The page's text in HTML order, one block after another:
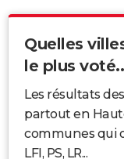
Quelles
le plus
Les résultats
partout en
communes qui
LFI, PS, LR...